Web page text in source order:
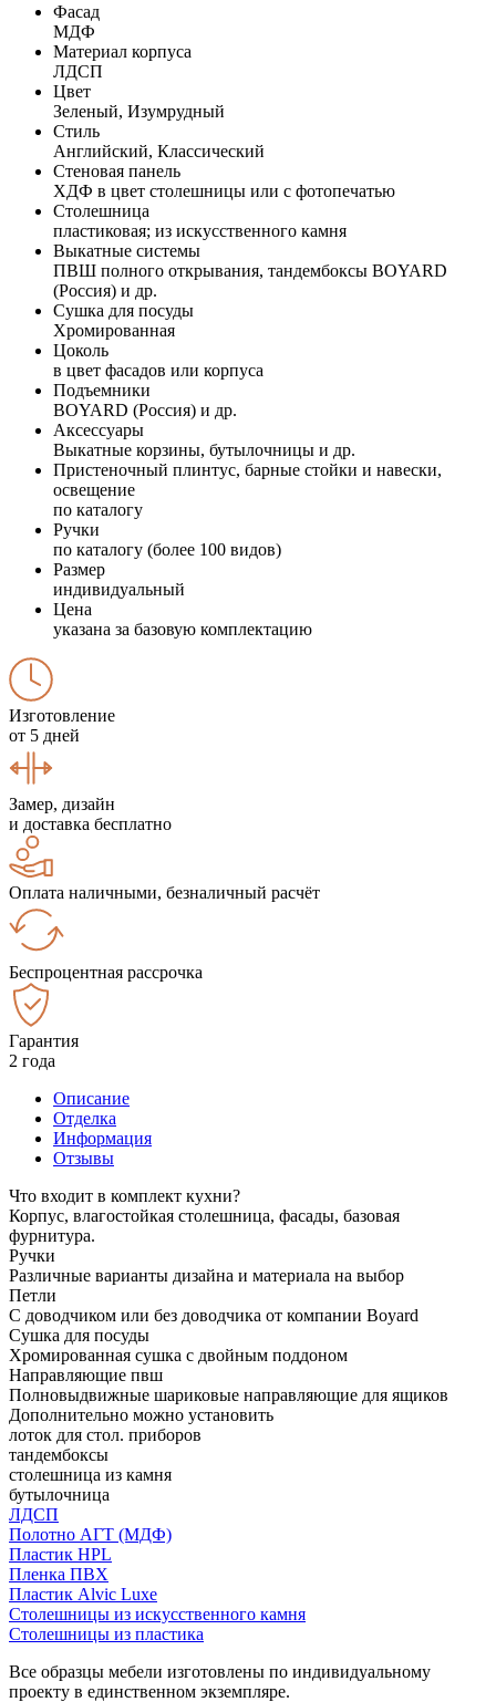
Фасад
МДФ
Материал корпуса
ЛДСП
Цвет
Зеленый, Изумрудный
Стиль
Английский, Классический
Стеновая панель
ХДФ в цвет столешницы или с фотопечатью
Столешница
пластиковая; из искусственного камня
Выкатные системы
ПВШ полного открывания, тандембоксы BOYARD
(Россия) и др.
Сушка для посуды
Хромированная
Цоколь
в цвет фасадов или корпуса
Подъемники
BOYARD (Россия) и др.
Аксессуары
Выкатные корзины, бутылочницы и др.
Пристеночный плинтус, барные стойки и навески,
освещение
по каталогу
Ручки
по каталогу (более 100 видов)
Размер
индивидуальный
Цена
указана за базовую комплектацию
Изготовление
от 5 дней
Замер, дизайн
и доставка бесплатно
Оплата наличными, безналичный расчёт
Беспроцентная рассрочка
Гарантия
2 года
Описание
Отделка
Информация
Отзывы
Что входит в комплект кухни?
Корпус, влагостойкая столешница, фасады, базовая
фурнитура.
Ручки
Различные варианты дизайна и материала на выбор
Петли
С доводчиком или без доводчика от компании Boyard
Сушка для посуды
Хромированная сушка с двойным поддоном
Направляющие пвш
Полновыдвижные шариковые направляющие для ящиков
Дополнительно можно установить
лоток для стол. приборов
тандембоксы
столешница из камня
бутылочница
ЛДСП
Полотно АГТ (МДФ)
Пластик HPL
Пленка ПВХ
Пластик Alvic Luxe
Столешницы из искусственного камня
Столешницы из пластика
Все образцы мебели изготовлены по индивидуальному
проекту в единственном экземпляре.